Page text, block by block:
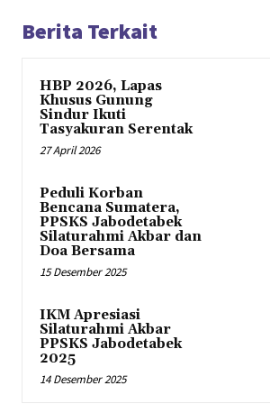
Berita Terkait
HBP 2026, Lapas
Khusus Gunung
Sindur Ikuti
Tasyakuran Serentak
27 April 2026
Peduli Korban
Bencana Sumatera,
PPSKS Jabodetabek
Silaturahmi Akbar dan
Doa Bersama
15 Desember 2025
IKM Apresiasi
Silaturahmi Akbar
PPSKS Jabodetabek
2025
14 Desember 2025